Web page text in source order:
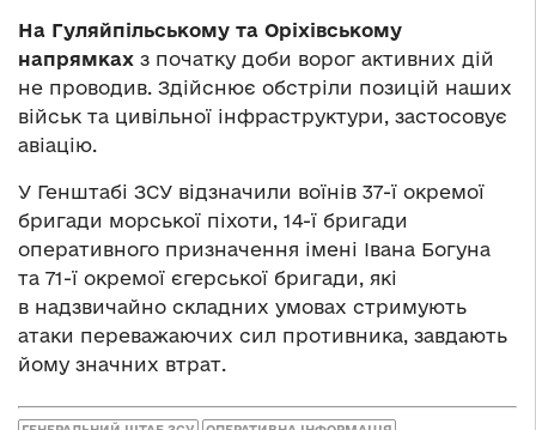
На Гуляйпільському та Оріхівському
напрямках з початку доби ворог активних дій
не проводив. Здійснює обстріли позицій наших
військ та цивільної інфраструктури, застосовує
авіацію.
У Генштабі ЗСУ відзначили воїнів 37-ї окремої
бригади морської піхоти, 14-ї бригади
оперативного призначення імені Івана Богуна
та 71-ї окремої єгерської бригади, які
в надзвичайно складних умовах стримують
атаки переважаючих сил противника, завдають
йому значних втрат.